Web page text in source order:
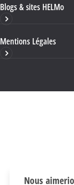
Blogs & sites HELMo
Mentions Légales
Nous